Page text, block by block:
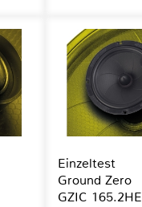
Einzeltest
Ground Zero
GZIC 165.2HE